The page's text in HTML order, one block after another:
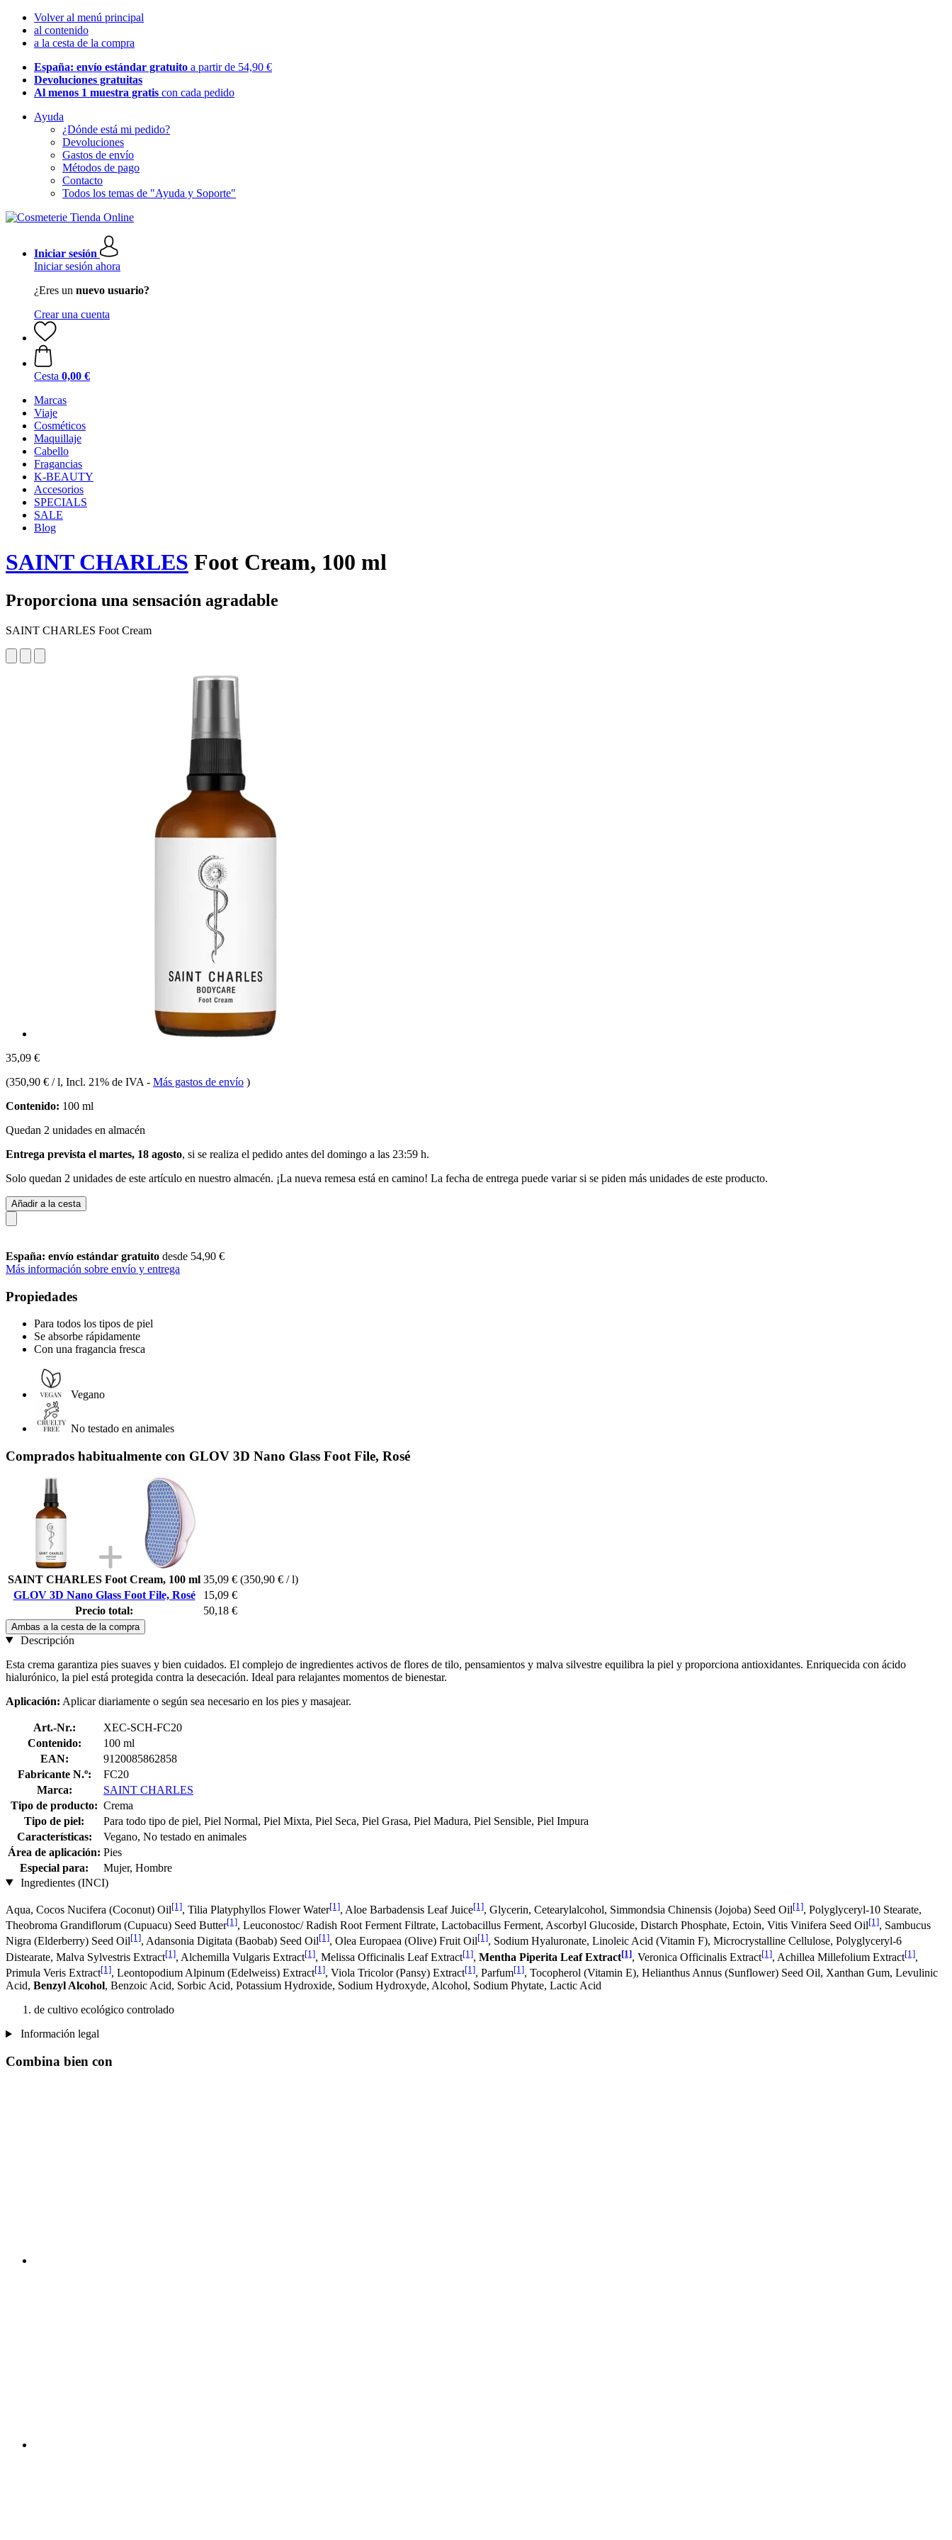
Volver al menú principal
al contenido
a la cesta de la compra
España: envío estándar gratuito a partir de 54,90 €
Devoluciones gratuitas
Al menos 1 muestra gratis con cada pedido
Ayuda
¿Dónde está mi pedido?
Devoluciones
Gastos de envío
Métodos de pago
Contacto
Todos los temas de "Ayuda y Soporte"
Iniciar sesión
Iniciar sesión ahora
¿Eres un nuevo usuario?
Crear una cuenta
Cesta 0,00 €
Marcas
Viaje
Cosméticos
Maquillaje
Cabello
Fragancias
K-BEAUTY
Accesorios
SPECIALS
SALE
Blog
SAINT CHARLES Foot Cream, 100 ml
Proporciona una sensación agradable
SAINT CHARLES Foot Cream
35,09 €
(350,90 € / l, Incl. 21% de IVA - Más gastos de envío )
Contenido: 100 ml
Quedan 2 unidades en almacén
Entrega prevista el martes, 18 agosto, si se realiza el pedido antes del domingo a las 23:59 h.
Solo quedan 2 unidades de este artículo en nuestro almacén. ¡La nueva remesa está en camino! La fecha de entrega puede variar si se piden más unidades de este producto.
Añadir a la cesta
España: envío estándar gratuito desde 54,90 €
Más información sobre envío y entrega
Propiedades
Para todos los tipos de piel
Se absorbe rápidamente
Con una fragancia fresca
Vegano
No testado en animales
Comprados habitualmente con GLOV 3D Nano Glass Foot File, Rosé
SAINT CHARLES Foot Cream, 100 ml 35,09 € (350,90 € / l)
GLOV 3D Nano Glass Foot File, Rosé
15,09 €
Precio total:
50,18 €
Ambas a la cesta de la compra
Descripción
Esta crema garantiza pies suaves y bien cuidados. El complejo de ingredientes activos de flores de tilo, pensamientos y malva silvestre equilibra la piel y proporciona antioxidantes. Enriquecida con ácido
hialurónico, la piel está protegida contra la desecación. Ideal para relajantes momentos de bienestar.
Aplicación: Aplicar diariamente o según sea necesario en los pies y masajear.
Art.-Nr.:
XEC-SCH-FC20
Contenido:
100 ml
EAN:
9120085862858
Fabricante N.º:
FC20
Marca:
SAINT CHARLES
Tipo de producto: Crema
Tipo de piel:
Para todo tipo de piel, Piel Normal, Piel Mixta, Piel Seca, Piel Grasa, Piel Madura, Piel Sensible, Piel Impura
Características:
Vegano, No testado en animales
Área de aplicación: Pies
Especial para:
Mujer, Hombre
Ingredientes (INCI)
Aqua, Cocos Nucifera (Coconut) Oil[1], Tilia Platyphyllos Flower Water[1], Aloe Barbadensis Leaf Juice[1], Glycerin, Cetearylalcohol, Simmondsia Chinensis (Jojoba) Seed Oil[1], Polyglyceryl-10 Stearate,
Theobroma Grandiflorum (Cupuacu) Seed Butter[1], Leuconostoc/ Radish Root Ferment Filtrate, Lactobacillus Ferment, Ascorbyl Glucoside, Distarch Phosphate, Ectoin, Vitis Vinifera Seed Oil[1], Sambucus
Nigra (Elderberry) Seed Oil[1], Adansonia Digitata (Baobab) Seed Oil[1], Olea Europaea (Olive) Fruit Oil[1], Sodium Hyaluronate, Linoleic Acid (Vitamin F), Microcrystalline Cellulose, Polyglyceryl-6
Distearate, Malva Sylvestris Extract[1], Alchemilla Vulgaris Extract[1], Melissa Officinalis Leaf Extract[1], Mentha Piperita Leaf Extract[1], Veronica Officinalis Extract[1], Achillea Millefolium Extract[1],
Primula Veris Extract[1], Leontopodium Alpinum (Edelweiss) Extract[1], Viola Tricolor (Pansy) Extract[1], Parfum[1], Tocopherol (Vitamin E), Helianthus Annus (Sunflower) Seed Oil, Xanthan Gum, Levulinic
Acid, Benzyl Alcohol, Benzoic Acid, Sorbic Acid, Potassium Hydroxide, Sodium Hydroxyde, Alcohol, Sodium Phytate, Lactic Acid
de cultivo ecológico controlado
Información legal
Combina bien con